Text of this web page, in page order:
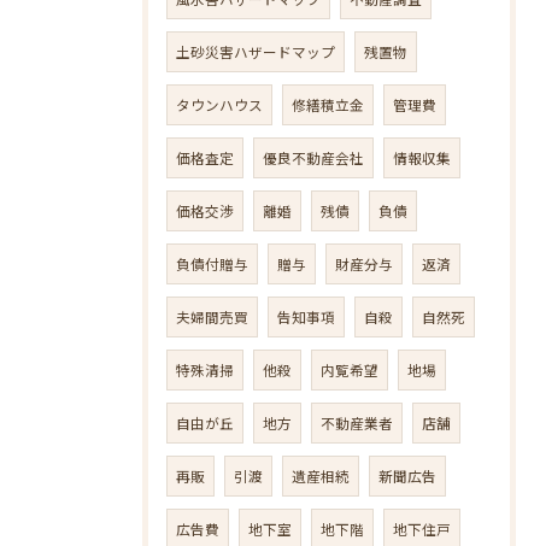
土砂災害ハザードマップ 残置物
タウンハウス 修繕積立金 管理費
価格査定 優良不動産会社 情報収集
価格交渉 離婚 残債 負債
負債付贈与 贈与 財産分与 返済
夫婦間売買 告知事項 自殺 自然死
特殊清掃 他殺 内覧希望 地場
自由が丘 地方 不動産業者 店舗
再販 引渡 遺産相続 新聞広告
広告費 地下室 地下階 地下住戸